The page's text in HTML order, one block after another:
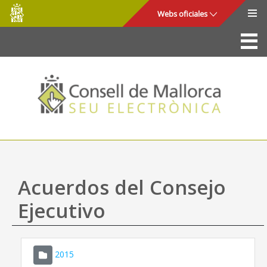
Saltar al contenido principal
Consell
de
Mallorca
Webs oficiales
La Sede
Consejo de Mallorca
Acceso y seguridad
Utilidades
Mapa web
Ayuda
Acuerdos del Consejo
Ejecutivo
2015